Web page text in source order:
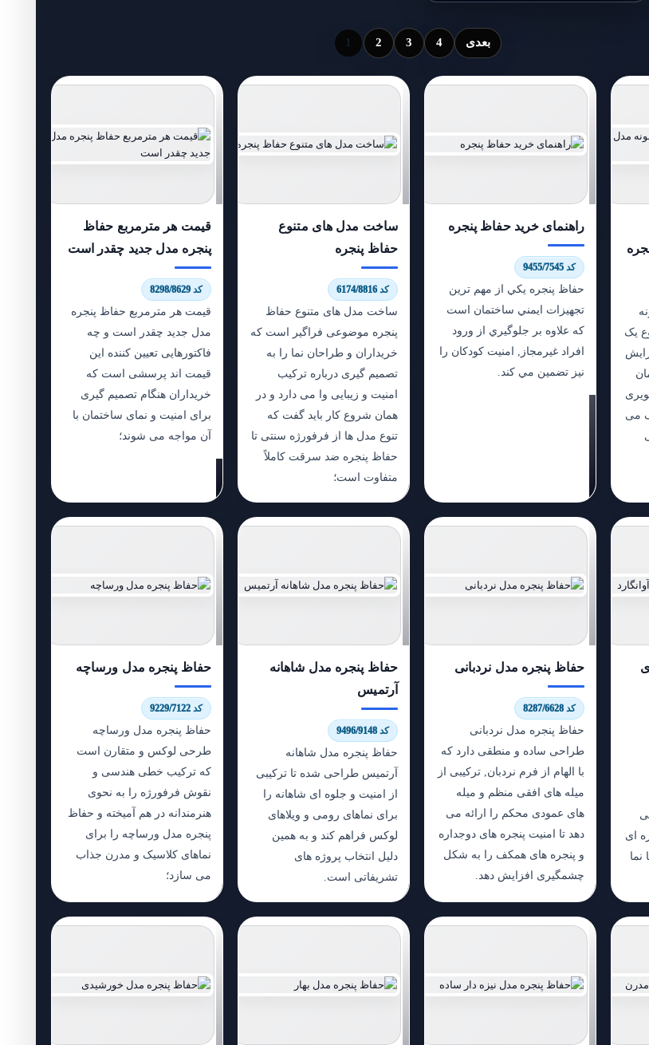
1 2 3 4 بعدی
یک
می
راهنمای خرید حفاظ پنجره
کد 9455/7545
حفاظ پنجره يكي از مهم ترين
تجهيزات ايمني ساختمان است
كه علاوه بر جلوگيري از ورود
افراد غيرمجاز, امنيت كودكان را
نيز تضمين مي كند.
ساخت مدل های متنوع
حفاظ پنجره
کد 6174/8816
ساخت مدل های متنوع حفاظ
پنجره موضوعی فراگیر است که
خریداران و طراحان نما را به
تصمیم گیری درباره ترکیب
امنیت و زیبایی وا می دارد و در
همان شروع کار باید گفت که
تنوع مدل ها از فرفورژه سنتی تا
حفاظ پنجره ضد سرقت کاملاً
متفاوت است؛
قیمت هر مترمربع حفاظ
پنجره مدل جدید چقدر است
کد 8298/8629
قیمت هر مترمربع حفاظ پنجره
مدل جدید چقدر است و چه
فاکتورهایی تعیین کننده این
قیمت اند پرسشی است که
خریداران هنگام تصمیم گیری
برای امنیت و نمای ساختمان با
آن مواجه می شوند؛
ای
حفاظ پنجره مدل نردبانی
کد 8287/6628
حفاظ پنجره مدل نردبانی
طراحی ساده و منطقی دارد که
با الهام از فرم نردبان, ترکیبی از
میله های افقی منظم و میله
های عمودی محکم را ارائه می
دهد تا امنیت پنجره های دوجداره
و پنجره های همکف را به شکل
چشمگیری افزایش دهد.
حفاظ پنجره مدل شاهانه
آرتمیس
کد 9496/9148
حفاظ پنجره مدل شاهانه
آرتمیس طراحی شده تا ترکیبی
از امنیت و جلوه ای شاهانه را
برای نماهای رومی و ویلاهای
لوکس فراهم کند و به همین
دلیل انتخاب پروژه های
تشریفاتی است.
حفاظ پنجره مدل ورساچه
کد 9229/7122
حفاظ پنجره مدل ورساچه
طرحی لوکس و متقارن است
که ترکیب خطی هندسی و
نقوش فرفورژه را به نحوی
هنرمندانه در هم آمیخته و حفاظ
پنجره مدل ورساچه را برای
نماهای کلاسیک و مدرن جذاب
می سازد؛